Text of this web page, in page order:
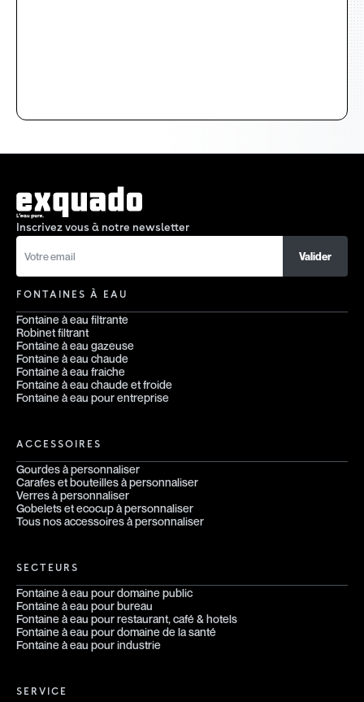
Inscrivez vous à notre newsletter
FONTAINES À EAU
Fontaine à eau filtrante
Robinet filtrant
Fontaine à eau gazeuse
Fontaine à eau chaude
Fontaine à eau fraiche
Fontaine à eau chaude et froide
Fontaine à eau pour entreprise
ACCESSOIRES
Gourdes à personnaliser
Carafes et bouteilles à personnaliser
Verres à personnaliser
Gobelets et ecocup à personnaliser
Tous nos accessoires à personnaliser
SECTEURS
Fontaine à eau pour domaine public
Fontaine à eau pour bureau
Fontaine à eau pour restaurant, café & hotels
Fontaine à eau pour domaine de la santé
Fontaine à eau pour industrie
SERVICE